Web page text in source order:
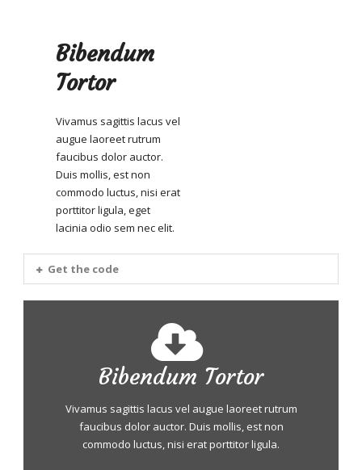
Bibendum
Tortor
Vivamus sagittis lacus vel
augue laoreet rutrum
faucibus dolor auctor.
Duis mollis, est non
commodo luctus, nisi erat
porttitor ligula, eget
lacinia odio sem nec elit.
Get the code
Bibendum Tortor
Vivamus sagittis lacus vel augue laoreet rutrum
faucibus dolor auctor. Duis mollis, est non
commodo luctus, nisi erat porttitor ligula.